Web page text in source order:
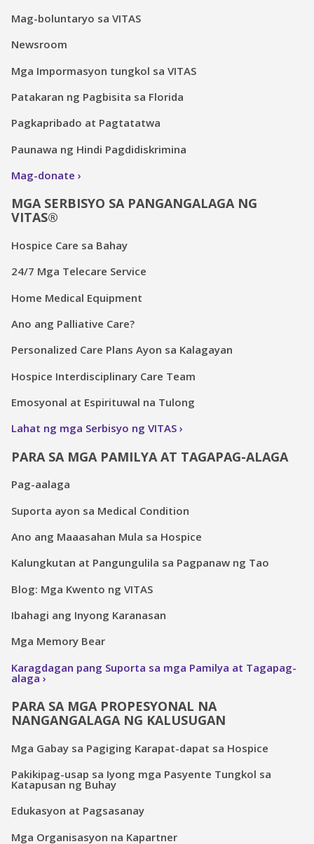
Mag-boluntaryo sa VITAS
Newsroom
Mga Impormasyon tungkol sa VITAS
Patakaran ng Pagbisita sa Florida
Pagkapribado at Pagtatatwa
Paunawa ng Hindi Pagdidiskrimina
Mag-donate
MGA SERBISYO SA PANGANGALAGA NG
VITAS®
Hospice Care sa Bahay
24/7 Mga Telecare Service
Home Medical Equipment
Ano ang Palliative Care?
Personalized Care Plans Ayon sa Kalagayan
Hospice Interdisciplinary Care Team
Emosyonal at Espirituwal na Tulong
Lahat ng mga Serbisyo ng VITAS
PARA SA MGA PAMILYA AT TAGAPAG-ALAGA
Pag-aalaga
Suporta ayon sa Medical Condition
Ano ang Maaasahan Mula sa Hospice
Kalungkutan at Pangungulila sa Pagpanaw ng Tao
Blog: Mga Kwento ng VITAS
Ibahagi ang Inyong Karanasan
Mga Memory Bear
Karagdagan pang Suporta sa mga Pamilya at Tagapag-
alaga
PARA SA MGA PROPESYONAL NA
NANGANGALAGA NG KALUSUGAN
Mga Gabay sa Pagiging Karapat-dapat sa Hospice
Pakikipag-usap sa Iyong mga Pasyente Tungkol sa
Katapusan ng Buhay
Edukasyon at Pagsasanay
Mga Organisasyon na Kapartner